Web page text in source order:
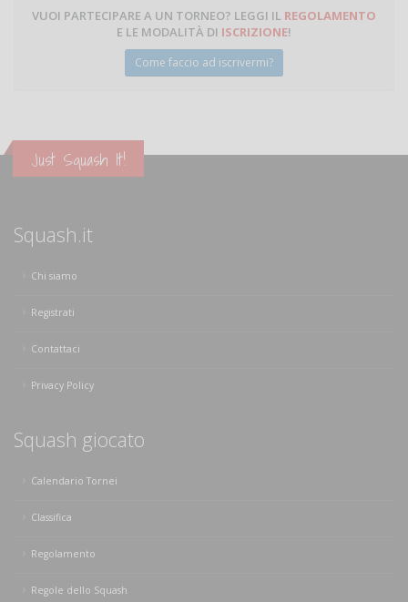
VUOI PARTECIPARE A UN TORNEO? LEGGI IL REGOLAMENTO
E LE MODALITÀ DI ISCRIZIONE!
Come faccio ad iscrivermi?
Just Squash It!
Squash.it
Chi siamo
Registrati
Contattaci
Privacy Policy
Squash giocato
Calendario Tornei
Classifica
Regolamento
Regole dello Squash